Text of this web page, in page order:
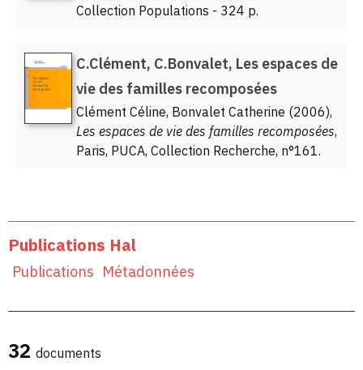
Collection Populations - 324 p.
C.Clément, C.Bonvalet, Les espaces de
vie des familles recomposées
Clément Céline, Bonvalet Catherine (2006),
Les espaces de vie des familles recomposées,
Paris, PUCA, Collection Recherche, n°161.
Publications Hal
Publications Métadonnées
32 documents